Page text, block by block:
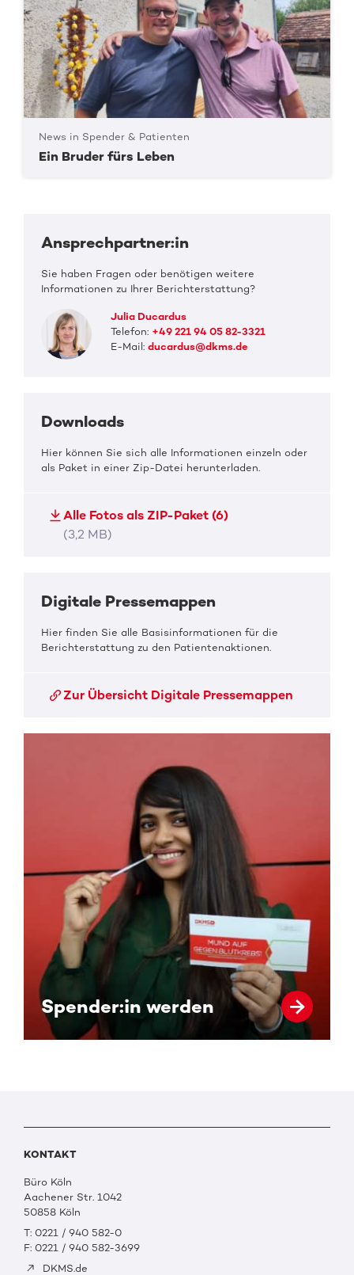
News in Spender & Patienten
Ein Bruder fürs Leben
Ansprechpartner:in
Sie haben Fragen oder benötigen weitere
Informationen zu Ihrer Berichterstattung?
Julia Ducardus
Telefon: +49 221 94 05 82-3321
E-Mail:ducardus@dkms.de
Downloads
Hier können Sie sich alle Informationen einzeln oder
als Paket in einer Zip-Datei herunterladen.
Alle Fotos als ZIP-Paket (6)
(3,2 MB)
Digitale Pressemappen
Hier finden Sie alle Basisinformationen für die
Berichterstattung zu den Patientenaktionen.
Zur Übersicht Digitale Pressemappen
Spender:in werden
KONTAKT
Büro Köln
Aachener Str. 1042
50858 Köln
T: 0221 / 940 582-0
F: 0221 / 940 582-3699
DKMS.de